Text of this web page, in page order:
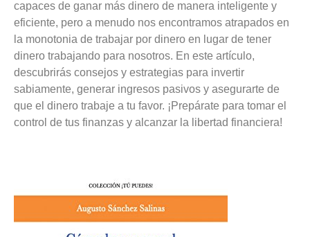
capaces de ganar más dinero de manera inteligente y
eficiente, pero a menudo nos encontramos atrapados en
la monotonia de trabajar por dinero en lugar de tener
dinero trabajando para nosotros. En este artículo,
descubrirás consejos y estrategias para invertir
sabiamente, generar ingresos pasivos y asegurarte de
que el dinero trabaje a tu favor. ¡Prepárate para tomar el
control de tus finanzas y alcanzar la libertad financiera!